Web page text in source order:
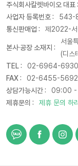
주식회사칼렛바이오 대표 :
사업자 등록번호 :
543-
통신판매업 :
제2022-
본사·공장 소재지 :
서울
(디스
TEL :
02-6964-6930
FAX :
02-6455-5692
상담가능시간 :
09:00 -
제휴문의 :
제휴 문의 하